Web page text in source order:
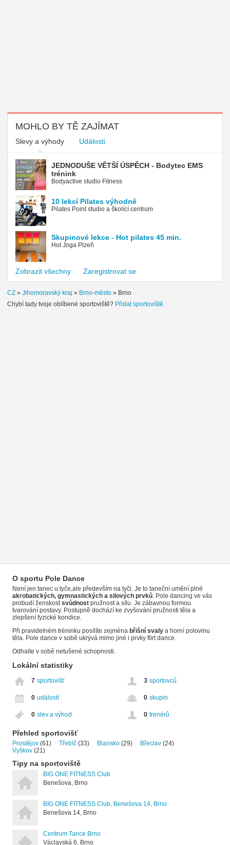
MOHLO BY TĚ ZAJÍMAT
Slevy a výhody Události
JEDNODUŠE VĚTŠÍ ÚSPĚCH - Bodytec EMS
trénink
Bodyactive studio Fitness
10 lekcí Pilates výhodně
Pilates Point studio a školící centrum
Skupinové lekce - Hot pilates 45 min.
Hot Joga Plzeň
Zobrazit všechny Zaregistrovat se
CZ » Jihomoravský kraj » Brno-město » Brno
Chybí tady tvoje oblíbené sportoviště? Přidat sportoviště.
O sportu Pole Dance
Není jen tanec u tyče,ale především na tyči. Je to taneční umění plné
akrobatických, gymnastických a silových prvků . Pole dancing ve vás
probudí ženskost svůdnost pružnost a sílu. Je zábavnou formou
tvarování postavy. Postupně dochází ke zvyšování pružnosti těla a
zlepšení fyzické kondice.
Při pravidelném tréninku posílíte zejména břišní svaly a horní polovinu
těla. Pole dance v sobě ukrývá mimo jiné i prvky flirt dance.
Odhalte v sobě netušené schopnosti.
Lokální statistiky
7 sportovišť 3 sportovců
0 událostí 0 skupin
0 slev a výhod 0 trenérů
Přehled sportovišť
Prostějov (61) Třebíč (33) Blansko (29) Břeclav (24)
Vyškov (21)
Tipy na sportoviště
BIG ONE FITNESS Club
Benešova, Brno
BIG ONE FITNESS Club, Benešova 14, Brno
Benešova 14, Brno
Centrum Tance Brno
Václavská 6, Brno